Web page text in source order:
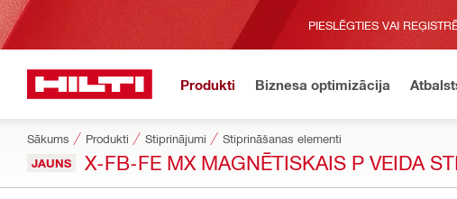
PIESLĒGTIES VAI
Produkti Biznesa optimizācija
Sākums Produkti Stiprinājumi Stiprināšanas elementi
JAUNS X-FB-FE MX MAGNĒTISKAIS P VEIDA